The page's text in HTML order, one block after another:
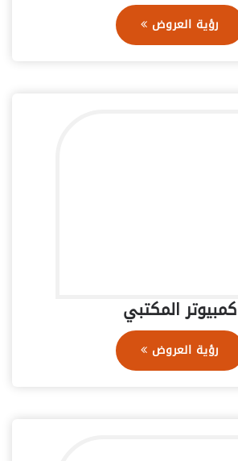
رؤية العروض
كمبيوتر المكتبي
رؤية العروض